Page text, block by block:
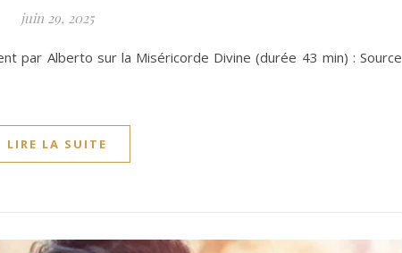
juin 29, 2025
par Alberto sur la Miséricorde Divine (durée 43 min) : Source
LIRE LA SUITE